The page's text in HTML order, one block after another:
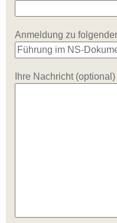
Anmeldung zu
Ihre Nachricht (optional)